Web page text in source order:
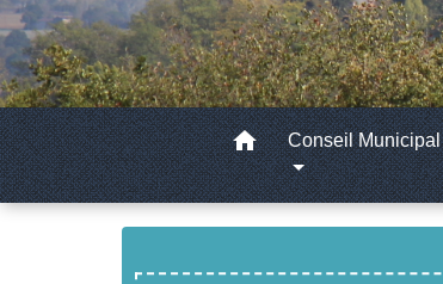
home Conseil Municipal